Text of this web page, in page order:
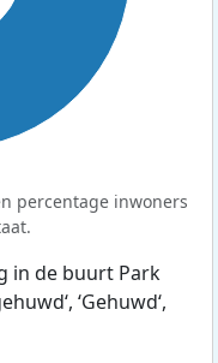
percentage inwoners
in de buurt Park
‘Gehuwd‘,